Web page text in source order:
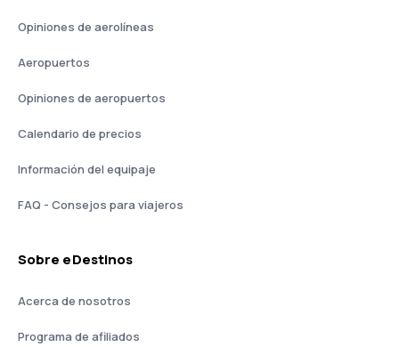
Opiniones de aerolíneas
Aeropuertos
Opiniones de aeropuertos
Calendario de precios
Información del equipaje
FAQ - Consejos para viajeros
Sobre eDestinos
Acerca de nosotros
Programa de afiliados